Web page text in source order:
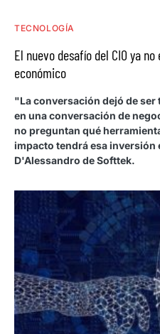
TECNOLOGÍA
El nuevo desafío del CIO ya
económico
"La conversación dejó de
en una conversación de
no preguntan qué
impacto tendrá esa
D'Alessandro de Softtek.